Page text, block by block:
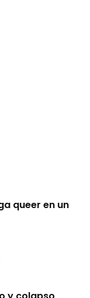
queer en un